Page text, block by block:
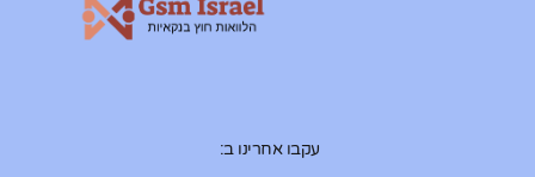
עקבו אחרינו ב: